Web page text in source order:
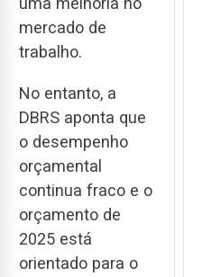
mercado de
trabalho.
No entanto, a
DBRS aponta que
o desempenho
orçamental
continua fraco e o
orçamento de
2025 está
orientado para o